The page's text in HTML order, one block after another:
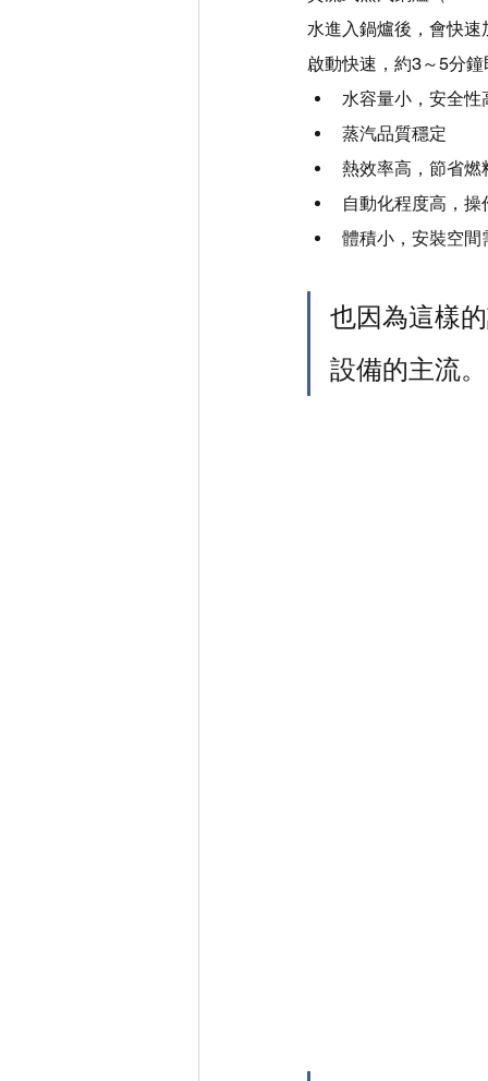
水進入鍋爐後，會快
啟動快速，約3～5分
水容量小，安全性
蒸汽品質穩定
熱效率高，節省燃
自動化程度高，操
體積小，安裝空間
也因為這樣
設備的主流。